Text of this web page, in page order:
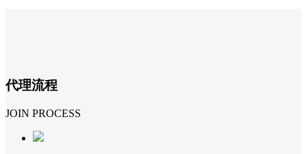
代理流程
JOIN PROCESS